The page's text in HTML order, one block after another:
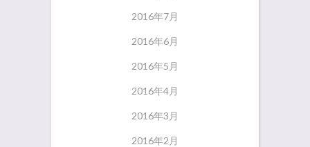
2016年7月
2016年6月
2016年5月
2016年4月
2016年3月
2016年2月